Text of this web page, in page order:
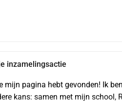
inzamelingsactie
mijn pagina hebt gevonden! Ik
kans: samen met mijn school,